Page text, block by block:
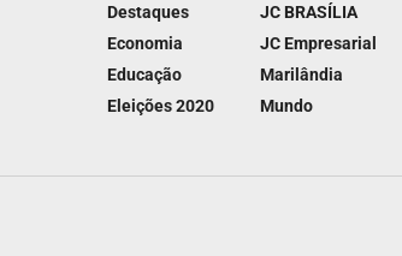
Destaques
Economia
Educação
Eleições 2020
JC BRASÍLIA
JC Empresarial
Marilândia
Mundo